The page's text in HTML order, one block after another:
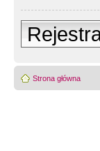
Strona główna